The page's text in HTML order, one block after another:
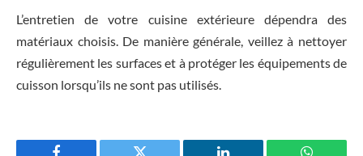
L’entretien de votre cuisine extérieure dépendra des
matériaux choisis. De manière générale, veillez à nettoyer
régulièrement les surfaces et à protéger les équipements de
cuisson lorsqu’ils ne sont pas utilisés.